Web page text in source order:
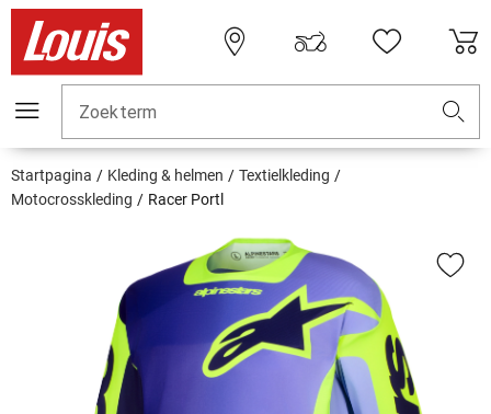
Zoekterm
Startpagina Kleding & helmen
Textielkleding
Motocrosskleding
Racer Portl